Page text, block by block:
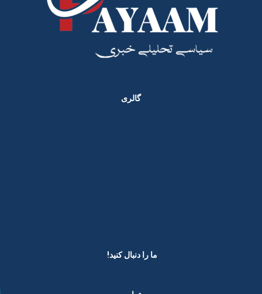
گالری
ما را دنبال کنید! ​